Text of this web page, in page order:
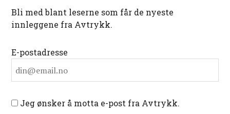
Bli med blant leserne som får de nyeste
innleggene fra Avtrykk.
E-postadresse
Jeg ønsker å motta e-post fra Avtrykk.